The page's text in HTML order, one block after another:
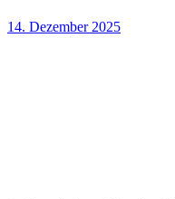
14. Dezember 2025